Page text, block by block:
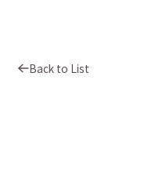
Back to List